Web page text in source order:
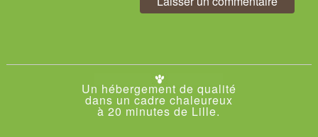
Un hébergement de qualité
dans un cadre chaleureux
à 20 minutes de Lille.